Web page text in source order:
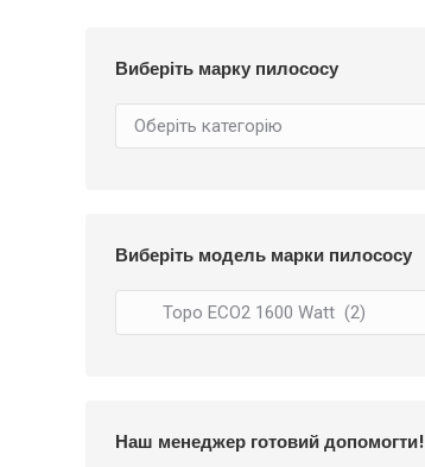
Виберіть марку пилососу
Виберіть модель марки пилососу
Наш менеджер готовий допомогти!